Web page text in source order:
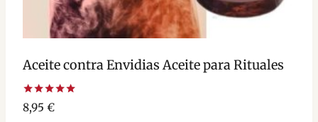
Aceite contra Envidias Aceite para Rituales
Valorado
con
8,95 €